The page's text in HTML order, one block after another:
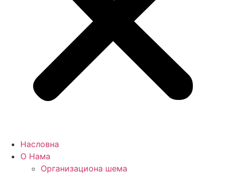
Насловна
О Нама
Организациона шема